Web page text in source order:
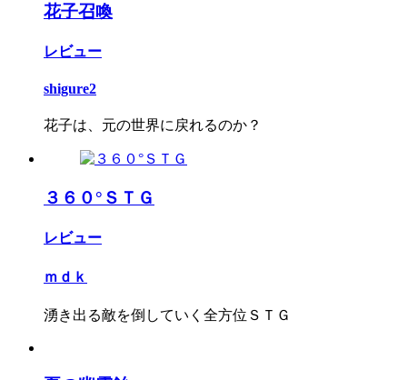
花子召喚
レビュー
shigure2
花子は、元の世界に戻れるのか？
３６０°ＳＴＧ
レビュー
ｍｄｋ
湧き出る敵を倒していく全方位ＳＴＧ